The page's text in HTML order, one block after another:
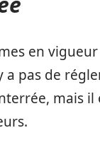
en
a pas de
mais il